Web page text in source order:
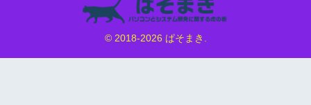
© 2018-2026 ぱそまき.